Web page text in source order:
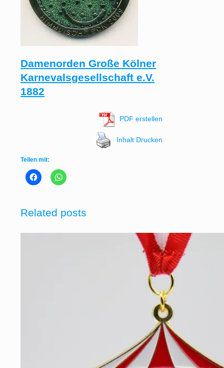
Damenorden Große Kölner
Karnevalsgesellschaft e.V.
1882
PDF erstellen
Inhalt Drucken
Teilen mit:
Related posts